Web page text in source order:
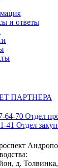
и ответы
ПАРТНЕРА
64-70 Отдел
41 Отдел
д.